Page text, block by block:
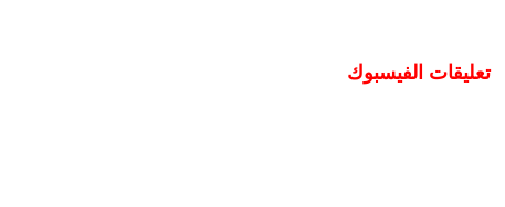
تعليقات الفيسبوك